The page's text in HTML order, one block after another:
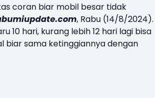
coran biar mobil besar tidak
, Rabu (14/8/2024).
10 hari, kurang lebih 12 hari lagi bisa
biar sama ketinggiannya dengan